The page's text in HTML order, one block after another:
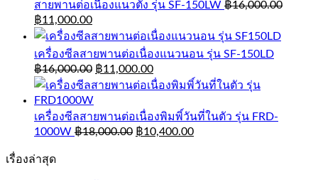
สายพานต่อเนื่องแนวตั้ง รุ่น SF-150LW ฿16,000.00
฿11,000.00
เครื่องซีลสายพานต่อเนื่องแนวนอน รุ่น SF-150LD
฿16,000.00 ฿11,000.00
เครื่องซีลสายพานต่อเนื่องพิมพิ์วันที่ในตัว รุ่น FRD-
1000W ฿18,000.00 ฿10,400.00
เรื่องล่าสุด